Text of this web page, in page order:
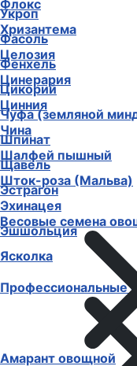
Флокс
Хризантема
Целозия
Цинерария
Цинния
Чина
Шалфей пышный
Шток-роза (Мальва)
Эхинацея
Эшшольция
Ясколка
Профессиональные
Укроп
Фасоль
Фенхель
Цикорий
Чуфа (земляной
Шпинат
Щавель
Эстрагон
Весовые семена
Амарант овощной